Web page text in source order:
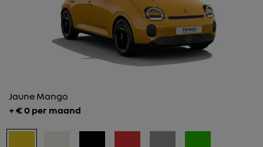
Jaune Mango
+ €0 per maand